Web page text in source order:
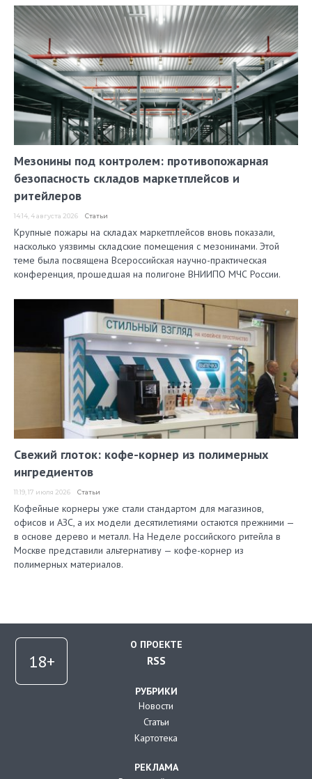
Мезонины под контролем: противопожарная
безопасность складов маркетплейсов и
ритейлеров
14:14, 4 августа 2026 Статьи
Крупные пожары на складах маркетплейсов вновь показали,
насколько уязвимы складские помещения с мезонинами. Этой
теме была посвящена Всероссийская научно-практическая
конференция, прошедшая на полигоне ВНИИПО МЧС России.
Свежий глоток: кофе-корнер из полимерных
ингредиентов
11:19, 17 июля 2026 Статьи
Кофейные корнеры уже стали стандартом для магазинов,
офисов и АЗС, а их модели десятилетиями остаются прежними —
в основе дерево и металл. На Неделе российского ритейла в
Москве представили альтернативу — кофе-корнер из
полимерных материалов.
О ПРОЕКТЕ
RSS
РУБРИКИ
Новости
Статьи
Картотека
РЕКЛАМА